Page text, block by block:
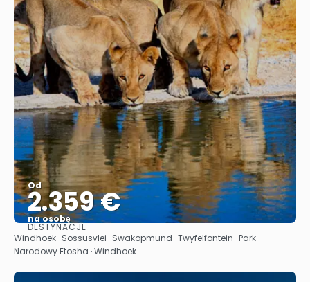
Od
2.359 €
na osobę
Zobacz
DESTYNACJE
Windhoek · Sossusvlei · Swakopmund · Twyfelfontein · Park
Narodowy Etosha · Windhoek